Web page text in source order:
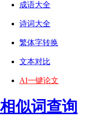
成语大全
诗词大全
繁体字转换
文本对比
AI一键论文
相似词查询